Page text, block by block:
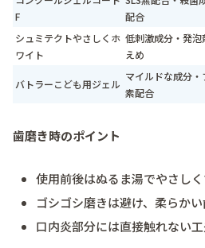
F
配合
シュミテクトやさしくホ
ワイト
低刺激成分・発泡
えめ
バトラーこども用ジェル
マイルドな成分・
素配合
歯磨き時のポイント
使用前後はぬるま湯でやさし
ゴシゴシ磨きは避け、柔らか
口内炎部分には直接触れない